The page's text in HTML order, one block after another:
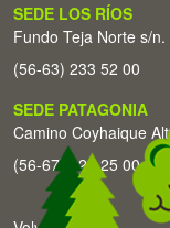
SEDE LOS RÍOS
Fundo Teja Norte s/n.
(56-63) 233 52 00
SEDE PATAGONIA
Camino Coyhaique
(56-67) 226 25 00